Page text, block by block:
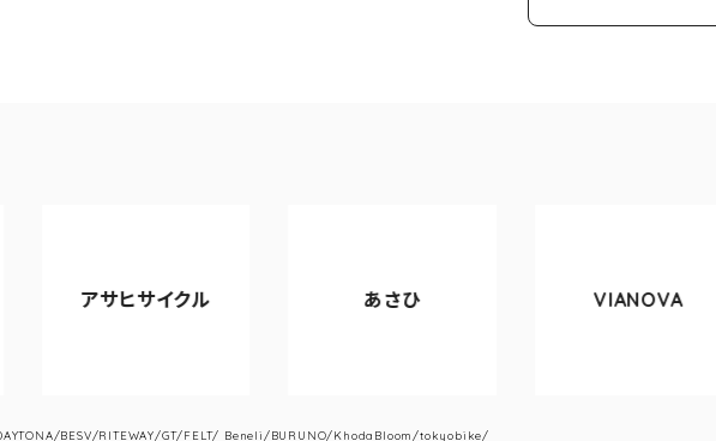
アサヒサイクル あさひ VIANOVA
BESV/RITEWAY/GT/FELT/ Beneli/BURUNO/KhodaBloom/tokyobike/